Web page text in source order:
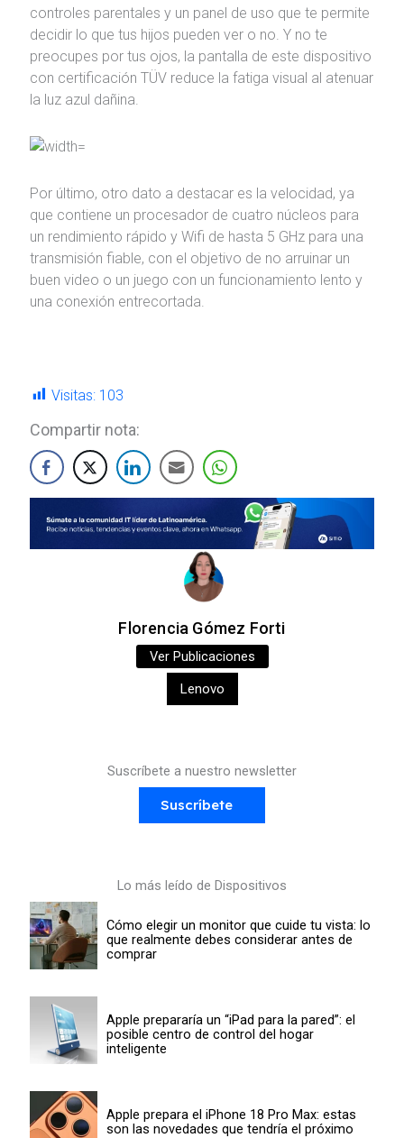
controles parentales y un panel de uso que te permite
decidir lo que tus hijos pueden ver o no. Y no te
preocupes por tus ojos, la pantalla de este dispositivo
con certificación TÜV reduce la fatiga visual al atenuar
la luz azul dañina.
Por último, otro dato a destacar es la velocidad, ya
que contiene un procesador de cuatro núcleos para
un rendimiento rápido y Wifi de hasta 5 GHz para una
transmisión fiable, con el objetivo de no arruinar un
buen video o un juego con un funcionamiento lento y
una conexión entrecortada.
Visitas: 103
Compartir nota:
Florencia Gómez Forti
Ver Publicaciones
Lenovo
Suscríbete a nuestro newsletter
Suscríbete
Lo más leído de Dispositivos
Cómo elegir un monitor que cuide tu vista: lo
que realmente debes considerar antes de
comprar
Apple prepararía un “iPad para la pared”: el
posible centro de control del hogar
inteligente
Apple prepara el iPhone 18 Pro Max: estas
son las novedades que tendría el próximo